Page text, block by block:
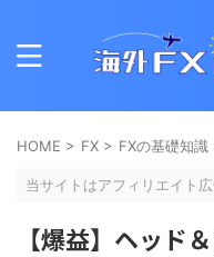
HOME > FX > FXの基礎知識
当サイトはアフィリエイト
【爆益】ヘッド